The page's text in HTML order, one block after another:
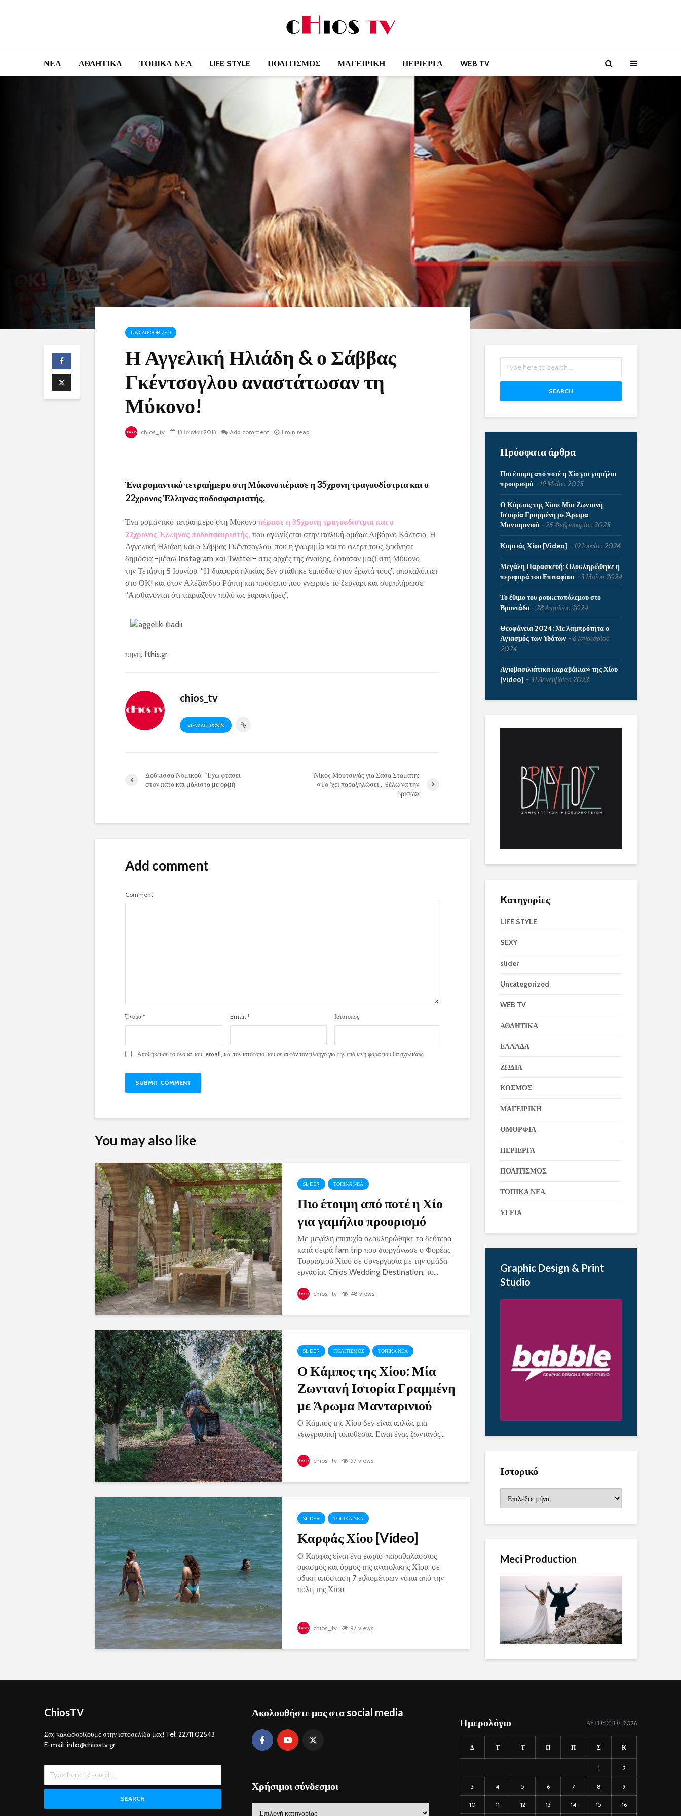
ΝΕΑ ΑΘΛΗΤΙΚΑ ΤΟΠΙΚΑ ΝΕΑ LIFE STYLE ΠΟΛΙΤΙΣΜΟΣ ΜΑΓΕΙΡΙΚΗ ΠΕΡΙΕΡΓΑ WEB TV
UNCATEGORIZED
Η Αγγελική Ηλιάδη & ο Σάββας
Γκέντσογλου αναστάτωσαν τη
Μύκονο!
chios_tv 13 Ιουνίου 2013 Add comment 1 min read
Ένα ρομαντικό τετραήμερο στη Μύκονο πέρασε η 35χρονη τραγουδίστρια και ο
22χρονος Έλληνας ποδοσφαιριστής,
Ένα ρομαντικό τετραήμερο στη Μύκονο πέρασε η 35χρονη τραγουδίστρια και ο
22χρονος Έλληνας ποδοσφαιριστής, που αγωνίζεται στην ιταλική ομάδα Λιβόρνο Κάλτσιο. Η
Αγγελική Ηλιάδη και ο Σάββας Γκέντσογλου, που η γνωριμία και το φλερτ τους ξεκίνησε
δημόσια -μέσω Ιnstagram και Twitter- στις αρχές της άνοιξης, έφτασαν μαζί στη Μύκονο
την Τετάρτη 5 Ιουνίου. “Η διαφορά ηλικίας δεν στάθηκε εμπόδιο στον έρωτά τους”, αποκαλύπτει
στο ΟΚ! και στον Αλέξανδρο Ράπτη και πρόσωπο που γνώρισε το ζευγάρι και συμπλήρωσε:
“Αισθάνονται ότι ταιριάζουν πολύ ως χαρακτήρες”.
πηγή: fthis.gr
chios_tv
VIEW ALL POSTS
Δούκισσα Νομικού: “Έχω φτάσει
στον πάτο και μάλιστα με ορμή”
Νίκος Μουτσινάς για Σάσα Σταμάτη:
«Το ‘χει παραξηλώσει… θέλω να την
βρίσω»
Add comment
Comment
Όνομα * Email * Ιστότοπος
Αποθήκευσε το όνομά μου, email, και τον ιστότοπο μου σε αυτόν τον πλοηγό για την επόμενη φορά που θα σχολιάσω.
You may also like
SLIDER ΤΟΠΙΚΑ ΝΕΑ
Πιο έτοιμη από ποτέ η Χίο
για γαμήλιο προορισμό
Με μεγάλη επιτυχία ολοκληρώθηκε το δεύτερο
κατά σειρά fam trip που διοργάνωσε ο Φορέας
Τουρισμού Χίου σε συνεργασία με την ομάδα
εργασίας Chios Wedding Destination, το...
chios_tv 48 views
SLIDER ΠΟΛΙΤΙΣΜΟΣ ΤΟΠΙΚΑ ΝΕΑ
Ο Κάμπος της Χίου: Μία
Ζωντανή Ιστορία Γραμμένη
με Άρωμα Μανταρινιού
Ο Κάμπος της Χίου δεν είναι απλώς μια
γεωγραφική τοποθεσία. Είναι ένας ζωντανός...
chios_tv 57 views
SLIDER ΤΟΠΙΚΑ ΝΕΑ
Καρφάς Χίου [Video]
Ο Καρφάς είναι ένα χωριό-παραθαλάσσιος
οικισμός και όρμος της ανατολικής Χίου, σε
οδική απόσταση 7 χιλιομέτρων νότια από την
πόλη της Χίου
chios_tv 97 views
SEARCH
Πρόσφατα άρθρα
Πιο έτοιμη από ποτέ η Χίο για γαμήλιο
προορισμό
19 Μαΐου 2025
Ο Κάμπος της Χίου: Μία Ζωντανή
Ιστορία Γραμμένη με Άρωμα
Μανταρινιού
25 Φεβρουαρίου 2025
Καρφάς Χίου [Video] 19 Ιουνίου 2024
Μεγάλη Παρασκευή: Ολοκληρώθηκε η
περιφορά του Επιταφίου
3 Μαΐου 2024
Το έθιμο του ρουκετοπόλεμου στο
Βροντάδο
28 Απριλίου 2024
Θεοφάνεια 2024: Με λαμπρότητα ο
Αγιασμός των Υδάτων
6 Ιανουαρίου
2024
Αγιοβασιλιάτικα καραβάκια» της Χίου
[video]
31 Δεκεμβρίου 2023
Kατηγορίες
LIFE STYLE
SEXY
slider
Uncategorized
WEB TV
ΑΘΛΗΤΙΚΑ
ΕΛΛΑΔΑ
ΖΩΔΙΑ
ΚΟΣΜΟΣ
ΜΑΓΕΙΡΙΚΗ
ΟΜΟΡΦΙΑ
ΠΕΡΙΕΡΓΑ
ΠΟΛΙΤΙΣΜΟΣ
ΤΟΠΙΚΑ ΝΕΑ
ΥΓΕΙΑ
Graphic Design & Print
Studio
Ιστορικό
Meci Production
ChiosTV
Σας καλωσορίζουμε στην ιστοσελίδα μας! Tel: 22711 02543
E-mail: info@chiostv.gr
SEARCH
Ακολουθήστε μας στα social media
Χρήσιμοι σύνδεσμοι
Ημερολόγιο ΑΎΓΟΥΣΤΟΣ 2026
Δ Τ Τ Π Π Σ Κ
1 2
3 4 5 6 7 8 9
10 11 12 13 14 15 16